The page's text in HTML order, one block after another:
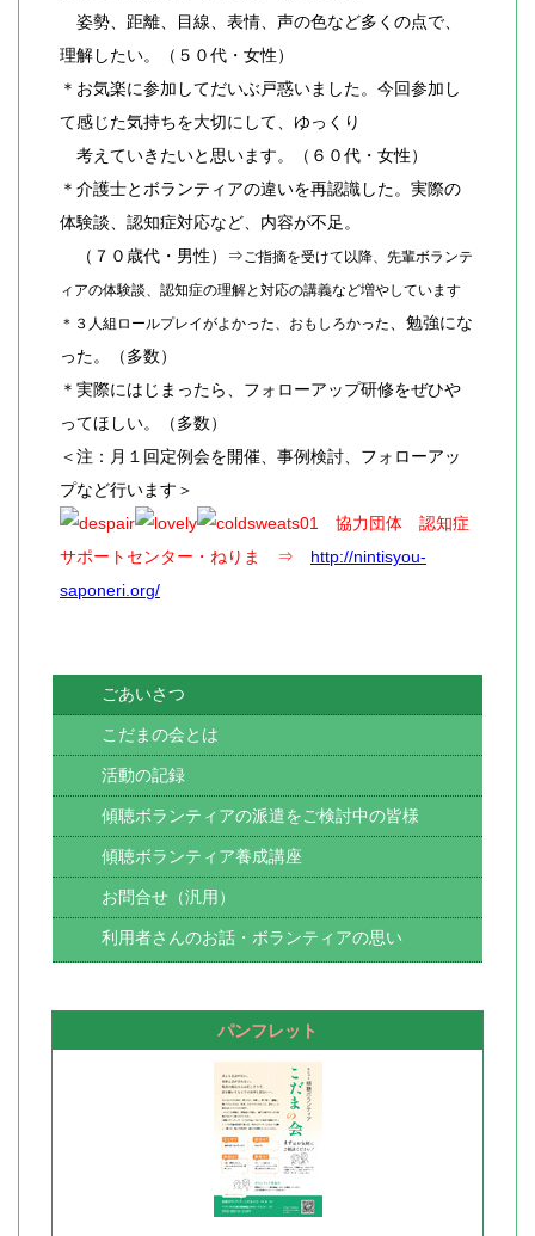
姿勢、距離、目線、表情、声の色など多くの点で、
理解したい。（５０代・女性）
＊お気楽に参加してだいぶ戸惑いました。今回参加し
て感じた気持ちを大切にして、ゆっくり
考えていきたいと思います。（６０代・女性）
＊介護士とボランティアの違いを再認識した。実際の
体験談、認知症対応など、内容が不足。
（７０歳代・男性）⇒ご指摘を受けて以降、先輩ボランテ
ィアの体験談、認知症の理解と対応の講義など増やしています
＊３人組ロールプレイがよかった、おもしろかった、勉強にな
った。（多数）
＊実際にはじまったら、フォローアップ研修をぜひや
ってほしい。（多数）
＜注：月１回定例会を開催、事例検討、フォローアッ
プなど行います＞
協力団体 認知症
サポートセンター・ねりま ⇒
http://nintisyou-
saponeri.org/
ごあいさつ
こだまの会とは
活動の記録
傾聴ボランティアの派遣をご検討中の皆様
傾聴ボランティア養成講座
お問合せ（汎用）
利用者さんのお話・ボランティアの思い
パンフレット